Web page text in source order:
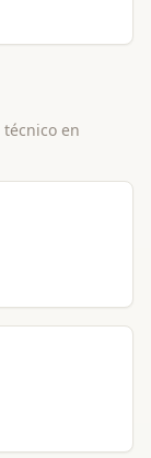
técnico en